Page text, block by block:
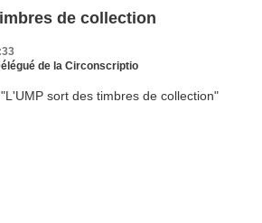
de collection
de la Circonscriptio